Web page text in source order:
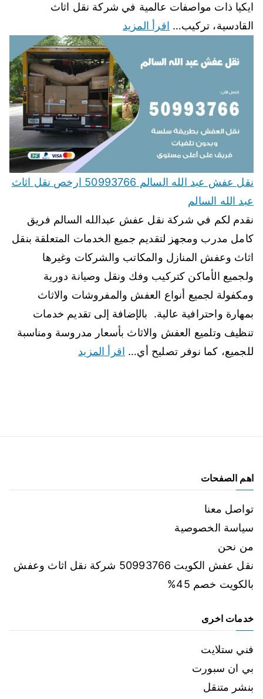
ايكيا ذات مواصفات عالمية في شركة نقل اثاث
القادسية، تركيب… اقرأ المزيد
نقل عفش عبد الله السالم 50993766 ارخص نقل اثاث
عبد الله السالم
نقدم لكم في شركة نقل عفش عبدالله السالم فريق
كامل مدرب ومجهز لتقديم جميع الخدمات المتعلقة بنقل
اثاث وعفش المنازل والمكاتب والشركات وغيرها
ولجميع الأماكن كتركيب وفك ونقل وصيانة دورية
ومكفولة لجميع أنواع العفش والمفروشات والاثاث
بمهارة واحترافية عالية. بالإضافة إلى تقديم خدمات
تنظيف وتلميع العفش والاثاث بأسعار مدروسة ومناسبة
للجميع، كما نوفر تصليح أي… اقرأ المزيد
اهم الصفحات
تواصل معنا
سياسة الخصوصية
من نحن
نقل عفش الكويت 50993766 شركة نقل اثاث وعفش
بالكويت خصم 45%
خدمات اخرى
فني ستلايت
بي ان سبورت
بنشر متنقل